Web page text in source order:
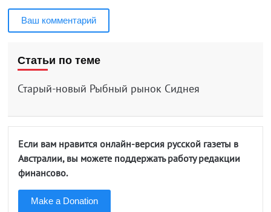
Ваш комментарий
Статьи по теме
Старый-новый Рыбный рынок Сиднея
Если вам нравится онлайн-версия русской газеты в
Австралии, вы можете поддержать работу редакции
финансово.
Make a Donation